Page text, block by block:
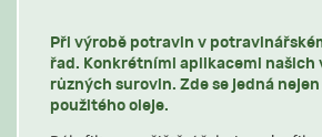
Při výrobě potravin v
řad. Konkrétními aplikacemi
různých surovin. Zde se jedná
použitého oleje.